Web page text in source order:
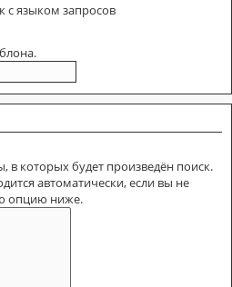
с языком запросов
которых будет произведён поиск.
автоматически, если вы не
опцию ниже.